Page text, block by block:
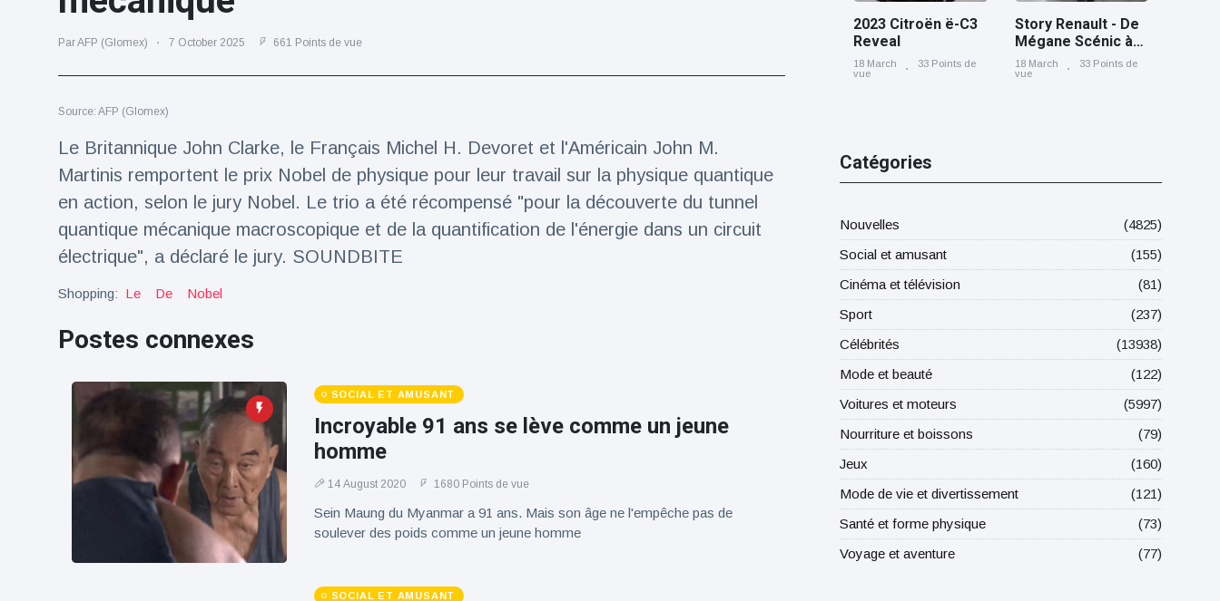
2023 Citroën
ë-C3 Reveal
Points de vue
Ferrari SP-8 -
Le Roadster
F8 Spider est
One-Off de
Maranello
Points de vue
Lotus dévoile
première
Hyper-GT
100électrique
18 March
22
Points de vue
Par AFP (Glomex) 7 October 2025 661 Points de vue
Source: AFP (Glomex)
Le Britannique John Clarke, le Français Michel H. Devoret et l'Américain John M.
Martinis remportent le prix Nobel de physique pour leur travail sur la physique quantique
en action, selon le jury Nobel. Le trio a été récompensé "pour la découverte du tunnel
quantique mécanique macroscopique et de la quantification de l'énergie dans un circuit
électrique", a déclaré le jury. SOUNDBITE
Shopping: Le De Nobel
Postes connexes
SOCIAL ET AMUSANT
Incroyable 91 ans se lève comme un jeune
homme
14 August 2020 1680 Points de vue
Sein Maung du Myanmar a 91 ans. Mais son âge ne l'empêche pas de
soulever des poids comme un jeune homme
SOCIAL ET AMUSANT
2023 Citroën ë-C3
Reveal
18 March
33 Points de
vue
Story Renault - De
Mégane Scénic à
Scénic E-Tech
electric, cinq
18 March
33 Points de
vue
Catégories
Nouvelles
(4825)
Social et amusant
(155)
Cinéma et télévision
(81)
Sport
(237)
Célébrités
(13938)
Mode et beauté
(122)
Voitures et moteurs
(5997)
Nourriture et boissons
(79)
Jeux
(160)
Mode de vie et divertissement
(121)
Santé et forme physique
(73)
Voyage et aventure
(77)